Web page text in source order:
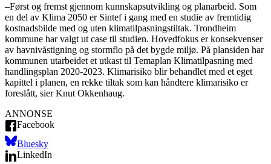
–Først og fremst gjennom kunnskapsutvikling og planarbeid. Som
en del av Klima 2050 er Sintef i gang med en studie av fremtidig
kostnadsbilde med og uten klimatilpasningstiltak. Trondheim
kommune har valgt ut case til studien. Hovedfokus er konsekvenser
av havnivåstigning og stormflo på det bygde miljø. På plansiden har
kommunen utarbeidet et utkast til Temaplan Klimatilpasning med
handlingsplan 2020-2023. Klimarisiko blir behandlet med et eget
kapittel i planen, en rekke tiltak som kan håndtere klimarisiko er
foreslått, sier Knut Okkenhaug.
ANNONSE
Facebook
Bluesky
LinkedIn